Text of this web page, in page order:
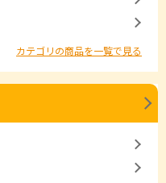
カテゴリの商品を一覧で見る